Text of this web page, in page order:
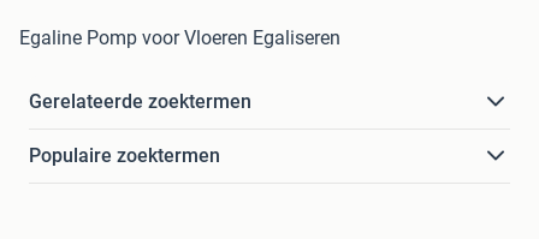
Egaline Pomp voor Vloeren Egaliseren
Gerelateerde zoektermen
Populaire zoektermen